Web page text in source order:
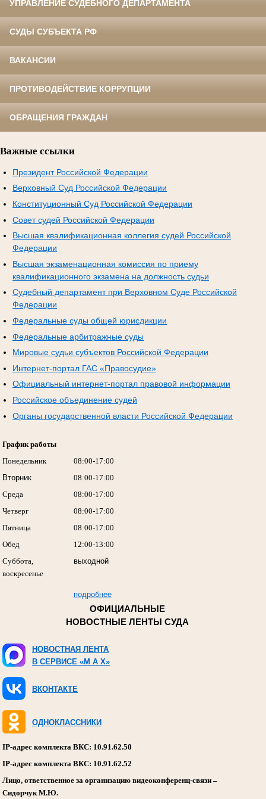
УПРАВЛЕНИЕ СУДЕБНОГО ДЕПАРТАМЕНТА
СУДЫ СУБЪЕКТА РФ
ВАКАНСИИ
ПРОТИВОДЕЙСТВИЕ КОРРУПЦИИ
ОБРАЩЕНИЯ ГРАЖДАН
Важные ссылки
Президент Российской Федерации
Верховный Суд Российской Федерации
Конституционный Суд Российской Федерации
Совет судей Российской Федерации
Высшая квалификационная коллегия судей Российской
Федерации
Высшая экзаменационная комиссия по приему
квалификационного экзамена на должность судьи
Судебный департамент при Верховном Суде Российской
Федерации
Федеральные суды общей юрисдикции
Федеральные арбитражные суды
Мировые судьи субъектов Российской Федерации
Интернет-портал ГАС «Правосудие»
Официальный интернет-портал правовой информации
Российское объединение судей
Органы государственной власти Российской Федерации
График работы
Понедельник
08:00-17:00
Вторник
08:00-17:00
Среда
08:00-17:00
Четверг
08:00-17:00
Пятница
08:00-17:00
Обед
12:00-13:00
Суббота,
воскресенье
выходной
подробнее
ОФИЦИАЛЬНЫЕ
НОВОСТНЫЕ ЛЕНТЫ СУДА
НОВОСТНАЯ ЛЕНТА
В СЕРВИСЕ «M A X»
ВКОНТАКТЕ
ОДНОКЛАССНИКИ
IP-адрес комплекта ВКС: 10.91.62.50
IP-адрес комплекта ВКС: 10.91.62.52
Лицо, ответственное за организацию видеоконференц-связи –
Сидорчук М.Ю.